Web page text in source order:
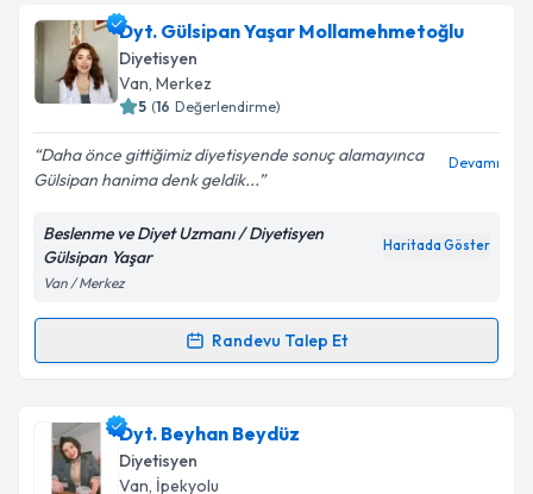
Dyt. Gülsipan Yaşar Mollamehmetoğlu
Diyetisyen
Van, Merkez
5 (16 Değerlendirme)
Daha önce gittiğimiz diyetisyende sonuç alamayınca
Gülsipan hanima denk geldik...
Devamı
Beslenme ve Diyet Uzmanı / Diyetisyen
Gülsipan Yaşar
Haritada Göster
Van / Merkez
Randevu Talep Et
Randevu Takvimi Talebi
Dyt. Gülsipan Yaşar Mollamehmetoğlu
randevu takvimi talebi oluşturun. Size bu uzmandan
randevu almanız için bir takvim hazırlandığında e-
Dyt. Beyhan Beydüz
Diyetisyen
Van, İpekyolu